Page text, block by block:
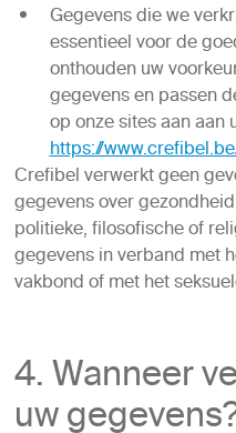
Gegevens die we
essentieel voor de
onthouden uw
gegevens en passen
op onze sites aan aan
https://
Crefibel verwerkt geen
gegevens over
politieke, filosofische of
gegevens in verband met
vakbond of met het
4. Wanneer
uw